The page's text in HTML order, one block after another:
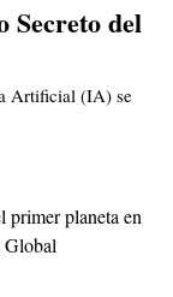
del
Artificial (IA) se